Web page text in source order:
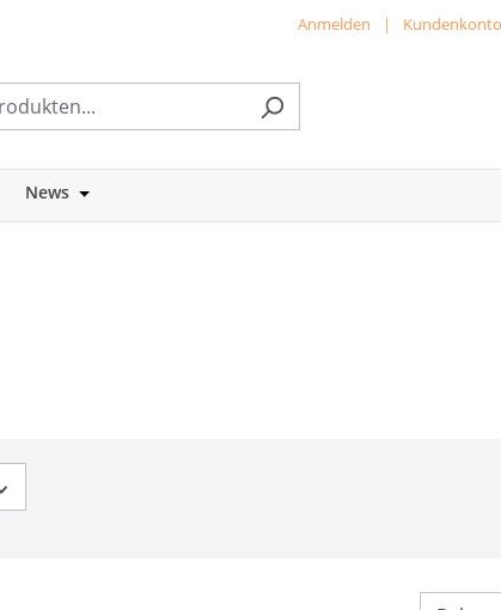
Anmelden |
News Öffne oder Schließe das Dropdown der